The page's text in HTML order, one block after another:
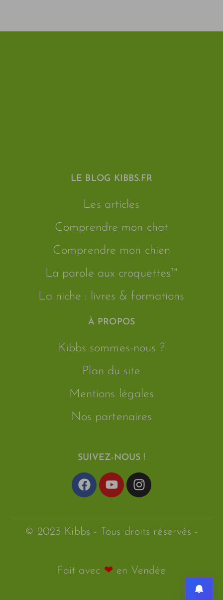
LE BLOG KIBBS.FR
Les articles
Comprendre mon chat
Comprendre mon chien
La parole aux croquettes™
La niche : livres & formations
À PROPOS
Kibbs sommes-nous ?
Plan du site
Mentions légales
Nos partenaires
SUIVEZ-NOUS !
© 2023 Kibbs - Tous droits réservés -
Fait avec ❤ en Vendée